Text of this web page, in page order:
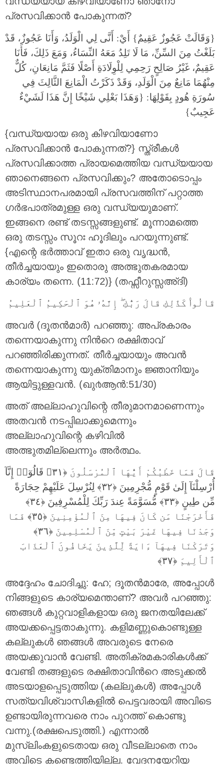
പ്രസവിക്കാന്‍ പോകുന്നത്‌?
{وَقَالَتْ عَجُوزٌ عَقِيمٌ} أَيْ: أَنَّى لِي الْوَلَدُ، وَأَنَا عَجُوزٌ، قَدْ
بَلَغْتُ مِنَ السِّنِّ، مَا لَا تَلِدُ مَعَهُ النِّسَاءُ، وَمَعَ ذَلِكَ، فَأَنَا
عَقِيمٌ، غَيْرُ صَالِحٍ رَحِمِي لِلْوِلَادَةِ أَصْلًا فَثَمَّ مَانِعَانِ، كُلٌّ
مِنْهُمَا مَانِعٌ مِنَ الْوَلَدِ، وَقَدْ ذَكَرْتُ الْمَانِعَ الثَّالِثَ فِي
سُورَةِ هُودٍ بِقَوْلِهَا: {وَهَذَا بَعْلِي شَيْخًا إِنَّ هَذَا لَشَيْءٌ
عَجِيبٌ}
{വന്ധ്യയായ ഒരു കിഴവിയാണോ
പ്രസവിക്കാന്‍ പോകുന്നത്?} സ്ത്രീകള്‍
പ്രസവിക്കാത്ത പ്രായമെത്തിയ വന്ധ്യയായ
ഞാനെങ്ങനെ പ്രസവിക്കും? അതോടൊപ്പം
അടിസ്ഥാനപരമായി പ്രസവത്തിന് പറ്റാത്ത
ഗര്‍ഭപാത്രമുള്ള ഒരു വന്ധ്യയുമാണ്.
ഇങ്ങനെ രണ്ട് തടസ്സങ്ങളുണ്ട്. മൂന്നാമത്തെ
ഒരു തടസ്സം സൂറഃ ഹൂദിലും പറയുന്നുണ്ട്.
{എന്റെ ഭര്‍ത്താവ് ഇതാ ഒരു വൃദ്ധന്‍,
തീര്‍ച്ചയായും ഇതൊരു അത്ഭുതകരമായ
കാര്യം തന്നെ. (11:72)} (തഫ്സീറുസ്സഅ്ദി)
قَالُوا۟ كَذَٰلِكِ قَالَ رَبُّكِ ۖ إِنَّهُۥ هُوَ ٱلْحَكِيمُ ٱلْعَلِيمُ
അവര്‍ (ദൂതന്‍മാര്‍) പറഞ്ഞു: അപ്രകാരം
തന്നെയാകുന്നു നിന്‍റെ രക്ഷിതാവ്
പറഞ്ഞിരിക്കുന്നത്‌. തീര്‍ച്ചയായും അവന്‍
തന്നെയാകുന്നു യുക്തിമാനും ജ്ഞാനിയും
ആയിട്ടുള്ളവന്‍. (ഖു൪ആന്‍:51/30)
അത് അല്ലാഹുവിന്റെ തീരുമാനമാണെന്നും
അതവന്‍ നടപ്പിലാക്കുമെന്നും
അല്ലാഹുവിന്റെ കഴിവില്‍
അത്ഭുതമില്ലെന്നും അര്‍ത്ഥം.
قَالَ فَمَا خَطْبُكُمْ أَيُّهَا ٱلْمُرْسَلُونَ ‎﴿٣١﴾‏ قَالُوٓا۟ إِنَّآ
أُرْسِلْنَآ إِلَىٰ قَوْمٍ مُّجْرِمِينَ ‎﴿٣٢﴾‏ لِنُرْسِلَ عَلَيْهِمْ حِجَارَةً
مِّن طِينٍ ‎﴿٣٣﴾‏ مُّسَوَّمَةً عِندَ رَبِّكَ لِلْمُسْرِفِينَ ‎﴿٣٤﴾‏
فَأَخْرَجْنَا مَن كَانَ فِيهَا مِنَ ٱلْمُؤْمِنِينَ ‎﴿٣٥﴾‏ فَمَا
وَجَدْنَا فِيهَا غَيْرَ بَيْتٍ مِّنَ ٱلْمُسْلِمِينَ ‎﴿٣٦﴾‏
وَتَرَكْنَا فِيهَآ ءَايَةً لِّلَّذِينَ يَخَافُونَ ٱلْعَذَابَ
ٱلْأَلِيمَ ‎﴿٣٧﴾‏
അദ്ദേഹം ചോദിച്ചു: ഹേ; ദൂതന്‍മാരേ, അപ്പോള്‍
നിങ്ങളുടെ കാര്യമെന്താണ്‌? അവര്‍ പറഞ്ഞു:
ഞങ്ങള്‍ കുറ്റവാളികളായ ഒരു ജനതയിലേക്ക്
അയക്കപ്പെട്ടതാകുന്നു. കളിമണ്ണുകൊണ്ടുള്ള
കല്ലുകള്‍ ഞങ്ങള്‍ അവരുടെ നേരെ
അയക്കുവാന്‍ വേണ്ടി. അതിക്രമകാരികള്‍ക്ക്
വേണ്ടി തങ്ങളുടെ രക്ഷിതാവിന്‍റെ അടുക്കല്‍
അടയാളപ്പെടുത്തിയ (കല്ലുകള്‍) അപ്പോള്‍
സത്യവിശ്വാസികളില്‍ പെട്ടവരായി അവിടെ
ഉണ്ടായിരുന്നവരെ നാം പുറത്ത് കൊണ്ടു
വന്നു.(രക്ഷപെടുത്തി.) എന്നാല്‍
മുസ്ലിംകളുടെതായ ഒരു വീടല്ലാതെ നാം
അവിടെ കണ്ടെത്തിയില്ല. വേദനയേറിയ